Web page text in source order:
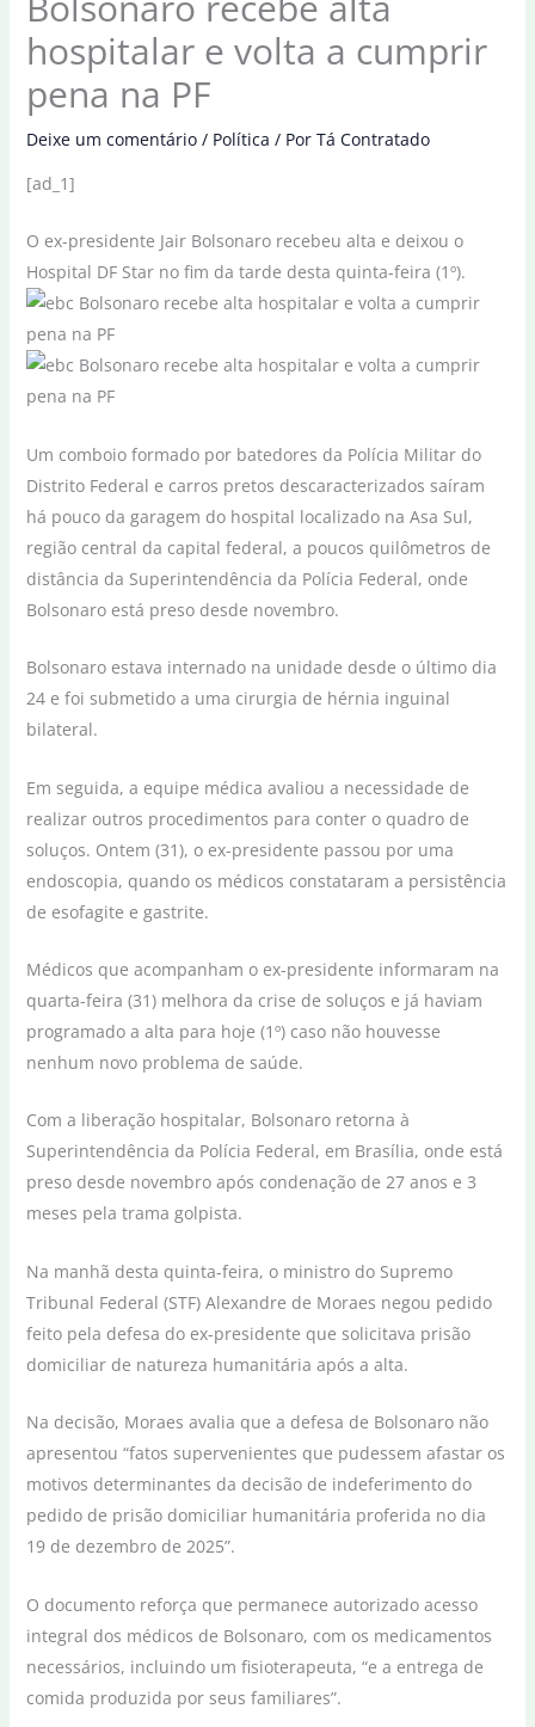
hospitalar e volta a cumprir
pena na PF
Deixe um comentário / Política / Por Tá Contratado
[ad_1]
O ex-presidente Jair Bolsonaro recebeu alta e deixou o
Hospital DF Star no fim da tarde desta quinta-feira (1º).
Um comboio formado por batedores da Polícia Militar do
Distrito Federal e carros pretos descaracterizados saíram
há pouco da garagem do hospital localizado na Asa Sul,
região central da capital federal, a poucos quilômetros de
distância da Superintendência da Polícia Federal, onde
Bolsonaro está preso desde novembro.
Bolsonaro estava internado na unidade desde o último dia
24 e foi submetido a uma cirurgia de hérnia inguinal
bilateral.
Em seguida, a equipe médica avaliou a necessidade de
realizar outros procedimentos para conter o quadro de
soluços. Ontem (31), o ex-presidente passou por uma
endoscopia, quando os médicos constataram a persistência
de esofagite e gastrite.
Médicos que acompanham o ex-presidente informaram na
quarta-feira (31) melhora da crise de soluços e já haviam
programado a alta para hoje (1º) caso não houvesse
nenhum novo problema de saúde.
Com a liberação hospitalar, Bolsonaro retorna à
Superintendência da Polícia Federal, em Brasília, onde está
preso desde novembro após condenação de 27 anos e 3
meses pela trama golpista.
Na manhã desta quinta-feira, o ministro do Supremo
Tribunal Federal (STF) Alexandre de Moraes negou pedido
feito pela defesa do ex-presidente que solicitava prisão
domiciliar de natureza humanitária após a alta.
Na decisão, Moraes avalia que a defesa de Bolsonaro não
apresentou “fatos supervenientes que pudessem afastar os
motivos determinantes da decisão de indeferimento do
pedido de prisão domiciliar humanitária proferida no dia
19 de dezembro de 2025”.
O documento reforça que permanece autorizado acesso
integral dos médicos de Bolsonaro, com os medicamentos
necessários, incluindo um fisioterapeuta, “e a entrega de
comida produzida por seus familiares”.